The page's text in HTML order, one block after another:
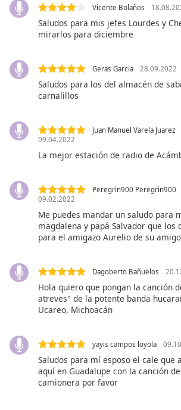
in-
Picture
Fullscreen
modal
Beginning
will
cancel
Text
Background
Vicente Bolaños
Saludos para mis jefes Lourdes y
mirarlos para diciembre
Geras Garcia 28.09.2022
Saludos para los del almacén de
carnalillos
Juan Manuel Varela Juarez
09.04.2022
La mejor estación de radio de
Peregrin900 Peregrin900
09.02.2022
Me puedes mandar un saludo para
magdalena y papá Salvador que los
para el amigazo Aurelio de su
Dagoberto Bañuelos
Hola quiero que pongan la canción
atreves" de la potente banda
Ucareo, Michoacán
yayis campos loyola
Saludos para mí esposo el cale que
aquí en Guadalupe con la canción
camionera por favor